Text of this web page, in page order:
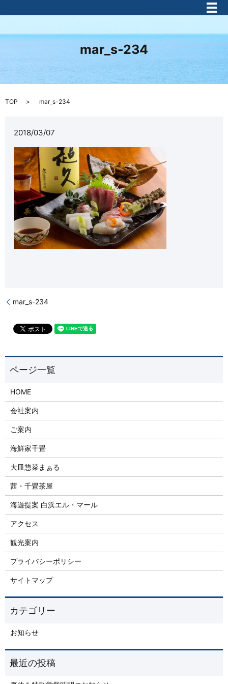
メ
mar_s-234
TOP mar_s-234
2018/03/07
mar_s-234
HOME
会社案内
ご案内
海鮮家千畳
大皿惣菜まぁる
茜・千畳茶屋
海遊提案 白浜エル・マール
アクセス
観光案内
プライバシーポリシー
サイトマップ
お知らせ